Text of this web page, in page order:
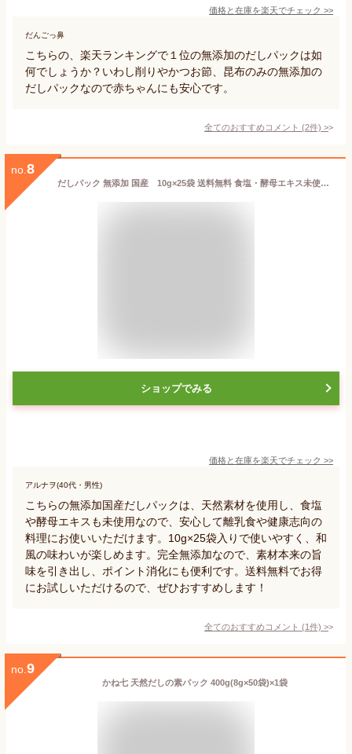
価格と在庫を楽天でチェック >>
だんごっ鼻
こちらの、楽天ランキングで１位の無添加のだしパックは如
何でしょうか？いわし削りやかつお節、昆布のみの無添加の
だしパックなので赤ちゃんにも安心です。
全てのおすすめコメント (2件) >
no. 8
だしパック 無添加 国産 10g×25袋 送料無料 食塩・酵母エキス未使用 和風だし 完全無添加 天然 離乳食 ポイント消化
ショップでみる
価格と在庫を楽天でチェック >>
アルナヲ(40代・男性)
こちらの無添加国産だしパックは、天然素材を使用し、食塩
や酵母エキスも未使用なので、安心して離乳食や健康志向の
料理にお使いいただけます。10g×25袋入りで使いやすく、和
風の味わいが楽しめます。完全無添加なので、素材本来の旨
味を引き出し、ポイント消化にも便利です。送料無料でお得
にお試しいただけるので、ぜひおすすめします！
全てのおすすめコメント (1件) >
no. 9
かね七 天然だしの素パック 400g(8g×50袋)×1袋